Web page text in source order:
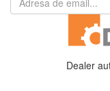
Dealer